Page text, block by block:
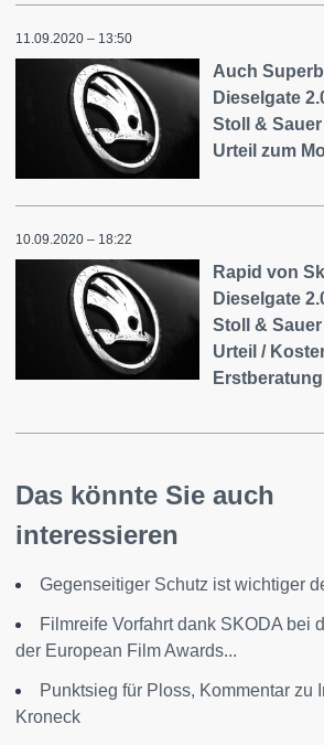
11.09.2020 – 13:50
Auch
Dieselgate
Stoll &
Urteil zum
10.09.2020 – 18:22
Rapid von
Dieselgate
Stoll &
Urteil /
Erstberatung
Das könnte Sie auch
interessieren
Gegenseitiger Schutz ist wichtiger
Filmreife Vorfahrt dank SKODA bei
der European Film Awards...
Punktsieg für Ploss, Kommentar zu
Kroneck